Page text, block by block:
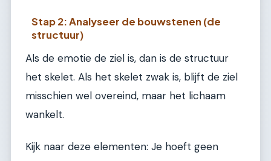
Stap 2: Analyseer de bouwstenen (de
structuur)
Als de emotie de ziel is, dan is de structuur
het skelet. Als het skelet zwak is, blijft de ziel
misschien wel overeind, maar het lichaam
wankelt.
Kijk naar deze elementen: Je hoeft geen